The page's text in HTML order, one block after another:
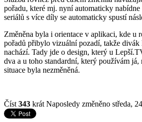
pořadu, které mj. nyní automaticky nabídne
seriálů s více díly se automaticky spustí
Změněna byla i orientace v aplikaci, kde u
pořadů přibylo vizuální pozadí, takže divák
nachází. Tady jde o design, který u
dva a u toho standardní, který používám já,
situace byla nezměněná.
Číst 343 krát Naposledy změněno středa,